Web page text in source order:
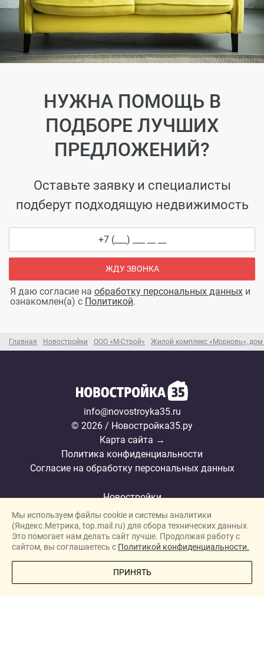
Главная Новостройки ООО «М-Строй» Жилой комплекс «Морковь»,
НУЖНА ПОМОЩЬ В
ПОДБОРЕ ЛУЧШИХ
ПРЕДЛОЖЕНИЙ?
Оставьте заявку и специалисты
подберут подходящую недвижимость
ЖДУ ЗВОНКА
Я даю согласие на обработку персональных данных и
ознакомлен(а) с Политикой.
info@novostroyka35.ru
© 2026 / Новостройка35.ру
Карта сайта →
Политика конфиденциальности
Согласие на обработку персональных данных
Новостройки
Застройщики
Ипотека
Полезная информация
Видеообзоры ЖК
ПОЗВОНИТЕ МНЕ
Мы используем файлы cookie и системы аналитики
(Яндекс.Метрика, top.mail.ru) для сбора технических данных.
Это помогает нам делать сайт лучше. Продолжая работу с
сайтом, вы соглашаетесь с Политикой конфиденциальности.
ПРИНЯТЬ